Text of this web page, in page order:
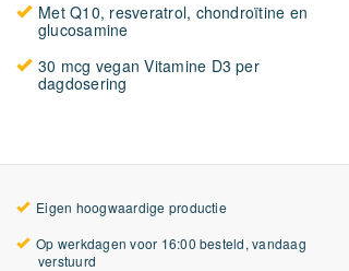
Met Q10, resveratrol, chondroïtine en
glucosamine
30 mcg vegan Vitamine D3 per
dagdosering
Eigen hoogwaardige productie
Op werkdagen voor 16:00 besteld, vandaag
verstuurd